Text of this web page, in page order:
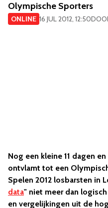
Olympische Sporters
ONLINE 16 JUL 2012, 12:50
Nog een kleine 11 dagen
ontvlamt tot een
Spelen 2012 losbarsten in
data" niet meer dan logisch
en vergelijkingen uit de